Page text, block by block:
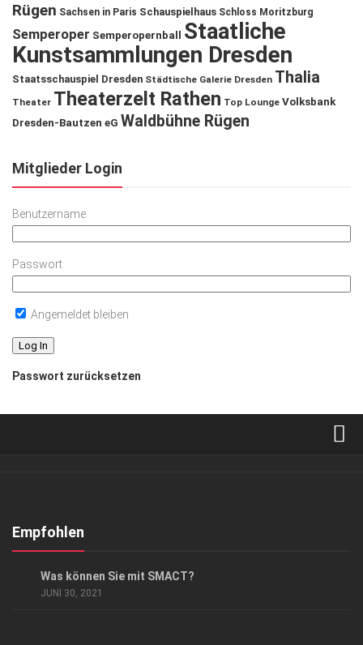
Rügen Sachsen in Paris Schauspielhaus Schloss Moritzburg
Semperoper Semperopernball
Staatliche
Kunstsammlungen Dresden
Staatsschauspiel Dresden Städtische Galerie Dresden Thalia
Theater Theaterzelt Rathen Top Lounge Volksbank
Dresden-Bautzen eG Waldbühne Rügen
Mitglieder Login
Benutzername
Passwort
Angemeldet bleiben
Passwort zurücksetzen
Kontakt, Impressum
Empfohlen
Was können Sie mit SMACT?
JUNI 30, 2021